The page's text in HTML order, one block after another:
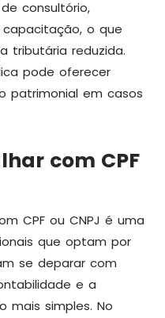
consultório,
o que
tributária reduzida.
pode oferecer
patrimonial em casos
com CPF
CPF ou CNPJ é uma
que optam por
se deparar com
e a
mais simples. No